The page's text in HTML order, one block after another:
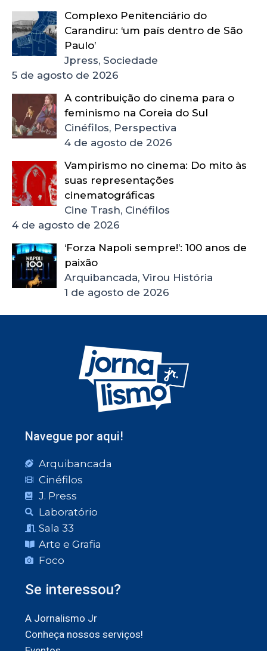
Complexo Penitenciário do
Carandiru: ‘um país dentro de São
Paulo’
Jpress, Sociedade
5 de agosto de 2026
A contribuição do cinema para o
feminismo na Coreia do Sul
Cinéfilos, Perspectiva
4 de agosto de 2026
Vampirismo no cinema: Do mito às
suas representações
cinematográficas
Cine Trash, Cinéfilos
4 de agosto de 2026
‘Forza Napoli sempre!’: 100 anos de
paixão
Arquibancada, Virou História
1 de agosto de 2026
Navegue por aqui!
Arquibancada
Cinéfilos
J. Press
Laboratório
Sala 33
Arte e Grafia
Foco
Se interessou?
A Jornalismo Jr
Conheça nossos serviços!